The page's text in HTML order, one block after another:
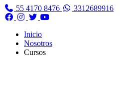
55 4170 8476
3312689916
Facebook
Instagram
Twitter
Inicio
Nosotros
Cursos